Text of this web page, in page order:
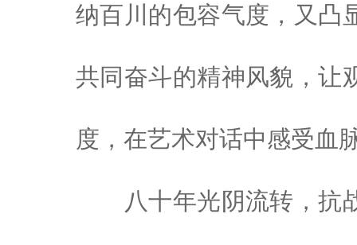
纳百川的包容气度，又凸
共同奋斗的精神风貌，让
度，在艺术对话中感受血
八十年光阴流转，抗